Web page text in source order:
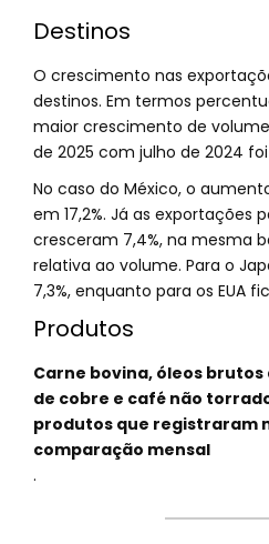
Destinos
O crescimento nas
destinos. Em termos
maior crescimento de
de 2025 com julho de 2024
No caso do México, o
em 17,2%. Já as exportações
cresceram 7,4%, na mesma
relativa ao volume. Para o
7,3%, enquanto para os EUA
Produtos
Carne bovina, óleos
de cobre e café não
produtos que registraram
comparação mensal
.